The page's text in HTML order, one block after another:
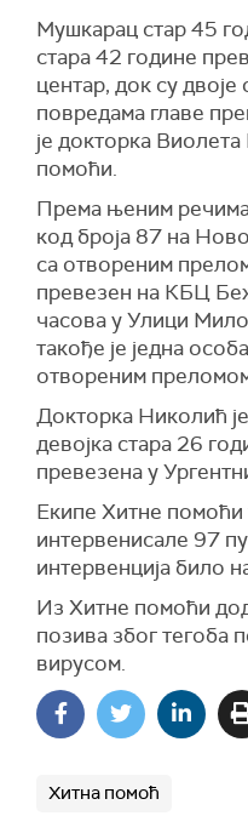
Мушкарац стар 45
стара 42 године
центар, док су
повредама главе
је докторка
помоћи.
Према њеним
код броја 87 на
са отвореним
превезен на КБЦ
часова у Улици
такође је једна
отвореним
Докторка Николић
девојка стара 26
превезена у
Екипе Хитне
интервенисале 97
интервенција било
Из Хитне помоћи
позива због тегоба
вирусом.
Хитна помоћ